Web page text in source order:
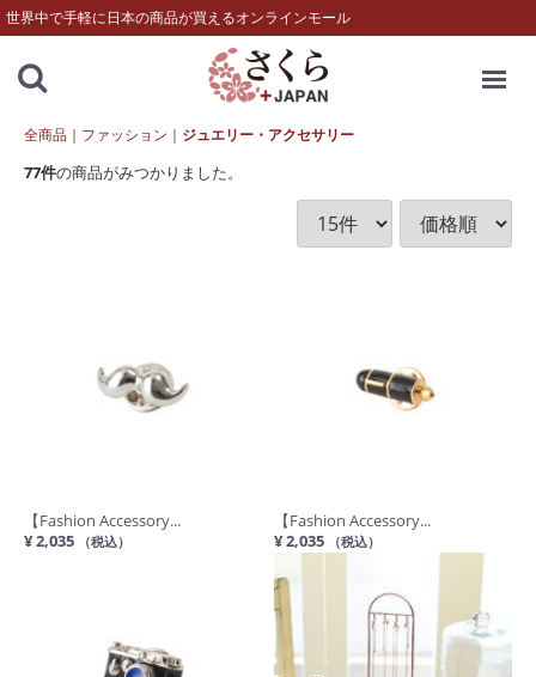
世界中で手軽に日本の商品が買えるオンラインモール
全商品 ファッション ジュエリー・アクセサリー
77件の商品がみつかりました。
【Fashion Accessory...
¥ 2,035
（税込）
【Fashion Accessory...
¥ 2,035
（税込）